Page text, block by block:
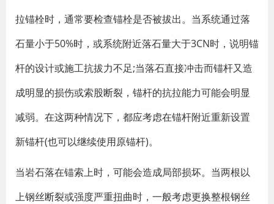
拉锚栓时，通常要检查锚栓是否被拔出。当系统通过落
石量小于50%时，或系统附近落石量大于3CN时，说明锚
杆的设计或施工抗拔力不足;当落石直接冲击而锚杆又造
成明显的损伤或索股断裂，锚杆的抗拉能力可能会明显
减弱。在这两种情况下，都应考虑在锚杆附近重新设置
新锚杆(也可以继续使用原锚杆)。
当岩石落在锚索上时，可能会造成局部损坏。当两根以
上钢丝断裂或强度严重扭曲时，一般考虑更换整根钢丝